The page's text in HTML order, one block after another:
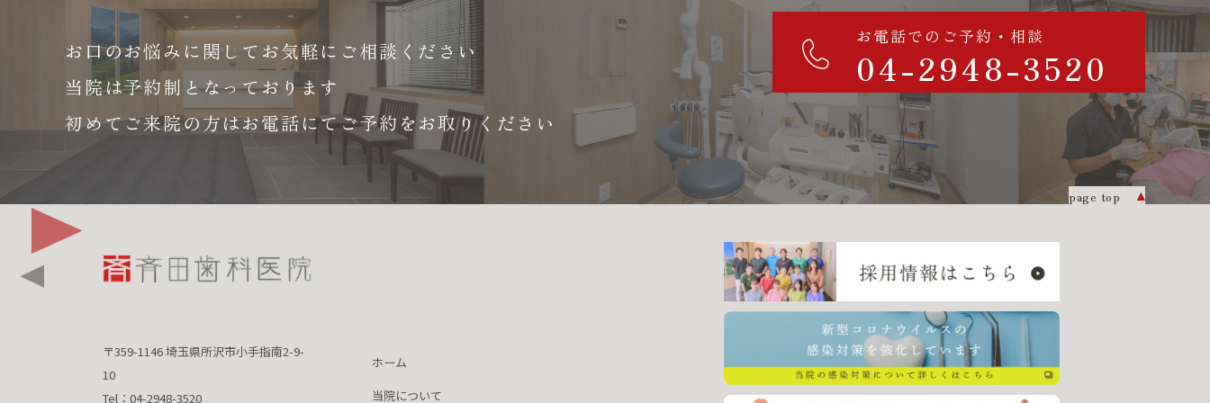
お口のお悩みに関して お気軽にご相談ください
当院は予約制となっております
初めてご来院の方はお電話にてご予約をお取りください
お電話でのご予約・相談
04-2948-3520
page top
〒359-1146 埼玉県所沢市小手指南2-9-
10
Tel：04-2948-3520
ホーム
当院について